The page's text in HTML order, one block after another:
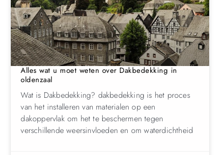
Alles wat u moet weten over Dakbedekking in
oldenzaal
Wat is Dakbedekking? dakbedekking is het proces
van het installeren van materialen op een
dakoppervlak om het te beschermen tegen
verschillende weersinvloeden en om waterdichtheid